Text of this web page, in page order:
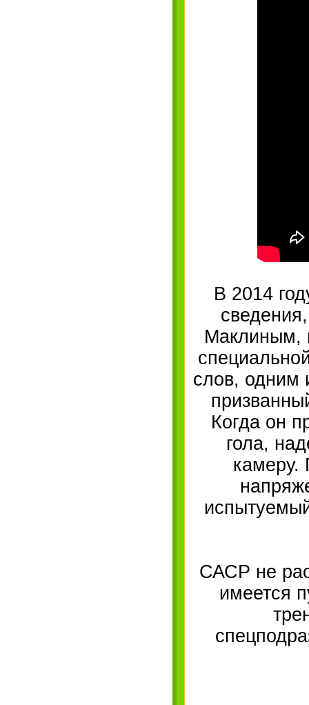
В 2014
Маклиным,
слов, одним
Когда он
гола,
камеру.
САСР не
имеется